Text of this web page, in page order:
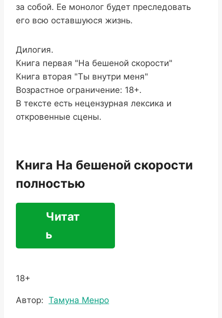
за собой. Ее монолог будет преследовать
его всю оставшуюся жизнь.
Дилогия.
Книга первая "На бешеной скорости"
Книга вторая "Ты внутри меня"
Возрастное ограничение: 18+.
В тексте есть нецензурная лексика и
откровенные сцены.
Книга На бешеной скорости
полностью
Читат
ь
18+
Метки
Автор: Тамуна Менро